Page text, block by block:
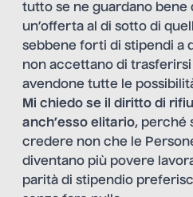
tutto se ne guardano bene
un’offerta al di sotto di
sebbene forti di stipendi a
non accettano di trasferirsi
avendone tutte le
Mi chiedo se il diritto di
anch’esso elitario, perché
credere non che le
diventano più povere
parità di stipendio